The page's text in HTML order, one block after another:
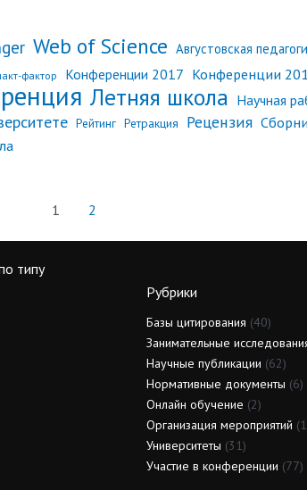
Web of Science Августовская
фактор Конференции 2017 Конференции
Летняя школа Научная
Рейтинг Ретракция Рецензия
1 2
типу
Рубрики
Базы цитирования (40)
Занимательные
Научные публикации (62)
Нормативные документы (6)
Онлайн обучение (2)
Организация мероприятий
Университеты (31)
Участие в конференции (77)